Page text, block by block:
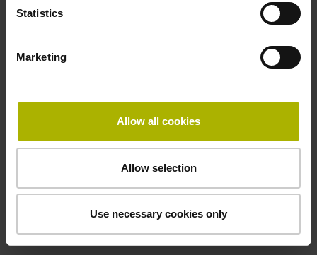
Statistics
Marketing
Allow all cookies
Allow selection
Use necessary cookies only
Elektrischer Anschluss
Downloads / CAD / Montage